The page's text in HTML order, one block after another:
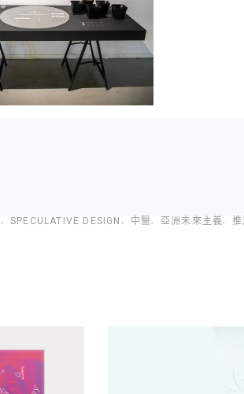
SPECULATIVE DESIGN 中醫 亞洲未來主義